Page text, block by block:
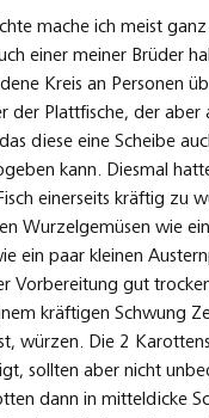
mache ich meist
einer meiner Brüder
Kreis an Personen
der Plattfische, der aber
diese eine Scheibe
kann. Diesmal
einerseits kräftig zu
Wurzelgemüsen wie
ein paar kleinen
Vorbereitung gut
kräftigen Schwung
würzen. Die 2
sollten aber nicht
dann in mitteldicke